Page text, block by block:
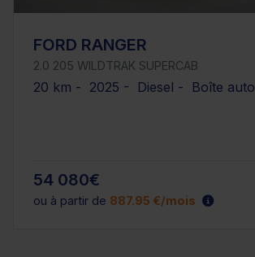
FORD RANGER
2.0 205 WILDTRAK SUPERCAB
20 km - 2025 - Diesel - Boîte auto
54 080€
ou à partir de 887.95 €/mois